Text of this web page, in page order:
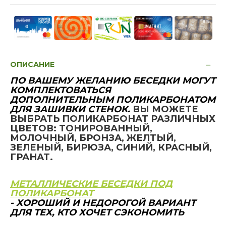
ОПИСАНИЕ
ПО ВАШЕМУ ЖЕЛАНИЮ БЕСЕДКИ МОГУТ
КОМПЛЕКТОВАТЬСЯ
ДОПОЛНИТЕЛЬНЫМ ПОЛИКАРБОНАТОМ
ДЛЯ ЗАШИВКИ СТЕНОК. ВЫ МОЖЕТЕ
ВЫБРАТЬ ПОЛИКАРБОНАТ РАЗЛИЧНЫХ
ЦВЕТОВ: ТОНИРОВАННЫЙ,
МОЛОЧНЫЙ, БРОНЗА, ЖЕЛТЫЙ,
ЗЕЛЕНЫЙ, БИРЮЗА, СИНИЙ, КРАСНЫЙ,
ГРАНАТ.
МЕТАЛЛИЧЕСКИЕ БЕСЕДКИ ПОД
ПОЛИКАРБОНАТ
- ХОРОШИЙ И НЕДОРОГОЙ ВАРИАНТ
ДЛЯ ТЕХ, КТО ХОЧЕТ СЭКОНОМИТЬ